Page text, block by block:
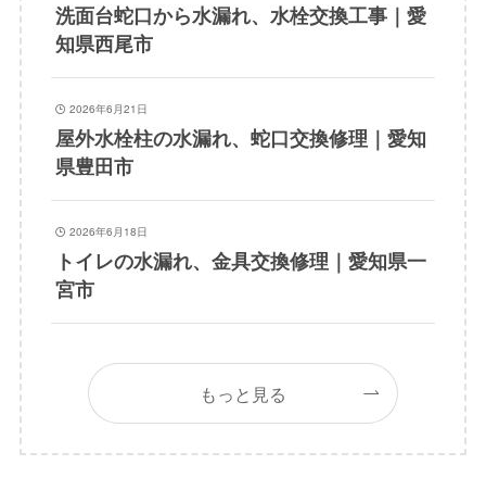
洗面台蛇口から水漏れ、水栓交換工事｜愛
知県西尾市
2026年6月21日
屋外水栓柱の水漏れ、蛇口交換修理｜愛知
県豊田市
2026年6月18日
トイレの水漏れ、金具交換修理｜愛知県一
宮市
もっと見る